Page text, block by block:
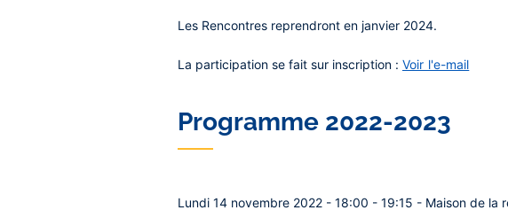
Les Rencontres reprendront en janvier 2024.
La participation se fait sur inscription : Voir l'e-mail
Programme 2022-2023
Lundi 14 novembre 2022 - 18:00 - 19:15 - Maison de la